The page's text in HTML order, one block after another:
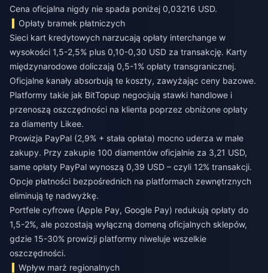
Cena oficjalna nigdy nie spada poniżej 0,03216 USD.
Opłaty bramek płatniczych
Sieci kart kredytowych narzucają opłaty interchange w
wysokości 1,5-2,5% plus 0,10-0,30 USD za transakcję. Karty
międzynarodowe doliczają 0,5-1% opłaty transgranicznej.
Oficjalne kanały absorbują te koszty, zawyżając ceny bazowe.
Platformy takie jak BitTopup negocjują stawki handlowe i
przenoszą oszczędności na klienta poprzez obniżone opłaty
za diamenty Likee.
Prowizja PayPal (2,9% + stała opłata) mocno uderza w małe
zakupy. Przy zakupie 100 diamentów oficjalnie za 3,21 USD,
same opłaty PayPal wynoszą 0,39 USD – czyli 12% transakcji.
Opcje płatności bezpośrednich na platformach zewnętrznych
eliminują tę nadwyżkę.
Portfele cyfrowe (Apple Pay, Google Pay) redukują opłaty do
1,5-2%, ale pozostają wyłączną domeną oficjalnych sklepów,
gdzie 15-30% prowizji platformy niweluje wszelkie
oszczędności.
Wpływ marż regionalnych